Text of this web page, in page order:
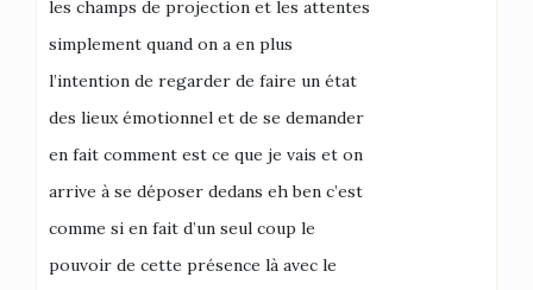
les champs de projection et les attentes
simplement quand on a en plus
l’intention de regarder de faire un état
des lieux émotionnel et de se demander
en fait comment est ce que je vais et on
arrive à se déposer dedans eh ben c’est
comme si en fait d’un seul coup le
pouvoir de cette présence là avec le